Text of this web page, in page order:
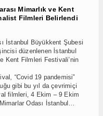
Mimarlık ve Kent
Filmleri Belirlendi
İstanbul Büyükkent Şubesi
düzenlenen İstanbul
Kent Filmleri Festivali’nin
“Covid 19 pandemisi”
gibi bu yıl da çevrimiçi
filmleri, 4 Ekim – 9 Ekim
Odası İstanbul…